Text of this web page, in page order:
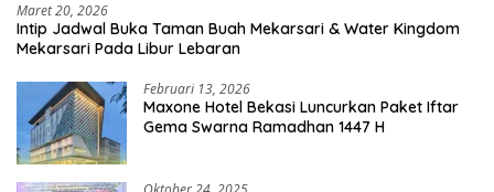
Maret 20, 2026
Intip Jadwal Buka Taman Buah Mekarsari & Water Kingdom
Mekarsari Pada Libur Lebaran
Februari 13, 2026
Maxone Hotel Bekasi Luncurkan Paket Iftar
Gema Swarna Ramadhan 1447 H